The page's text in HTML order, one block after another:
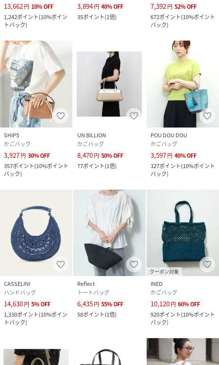
13,662円 10%OFF
1,242ポイント(10%ポイン
トバック)
3,894円 40%OFF
35ポイント(1倍)
7,392円 52%OFF
672ポイント(10%ポイント
バック)
SHIPS
かごバッグ
3,927円 30%OFF
357ポイント(10%ポイント
バック)
UN BILLION
かごバッグ
8,470円 50%OFF
77ポイント(1倍)
POU DOU DOU
かごバッグ
3,597円 40%OFF
327ポイント(10%ポイント
バック)
CASSELINI
ハンドバッグ
14,630円 5%OFF
1,330ポイント(10%ポイン
トバック)
Reflect
トートバッグ
6,435円 55%OFF
58ポイント(1倍)
クーポン対象
INED
かごバッグ
10,120円 60%OFF
920ポイント(10%ポイント
バック)